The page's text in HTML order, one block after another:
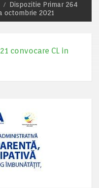
Dispozitie Primar 264
octombrie 2021
convocare CL in